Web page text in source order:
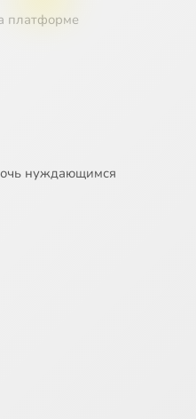
платформе
нуждающимся